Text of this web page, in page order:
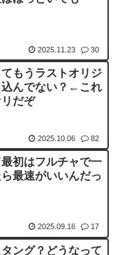
2025.11.23 30
もうラストオリジ
込んでない？←これ
だぞ
2025.10.06 82
初はフルチャで一
最速がいいんだっ
2025.09.16 17
ング？どうなって